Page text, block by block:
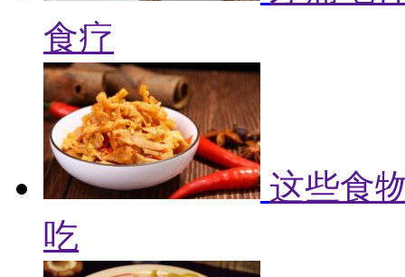
食疗
这些食
吃